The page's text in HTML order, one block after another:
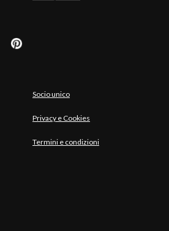
Socio unico
Privacy e Cookies
Termini e condizioni